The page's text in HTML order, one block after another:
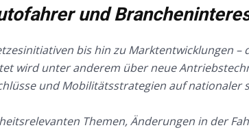
und
bis hin zu Marktentwicklungen
wird unter anderem über neue
und Mobilitätsstrategien auf nationaler
Themen, Änderungen in der